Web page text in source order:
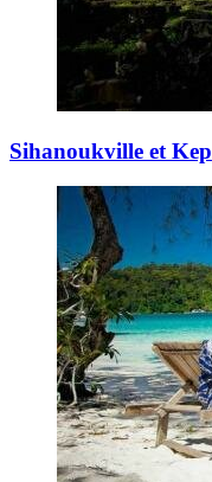
Sihanoukville et Kep